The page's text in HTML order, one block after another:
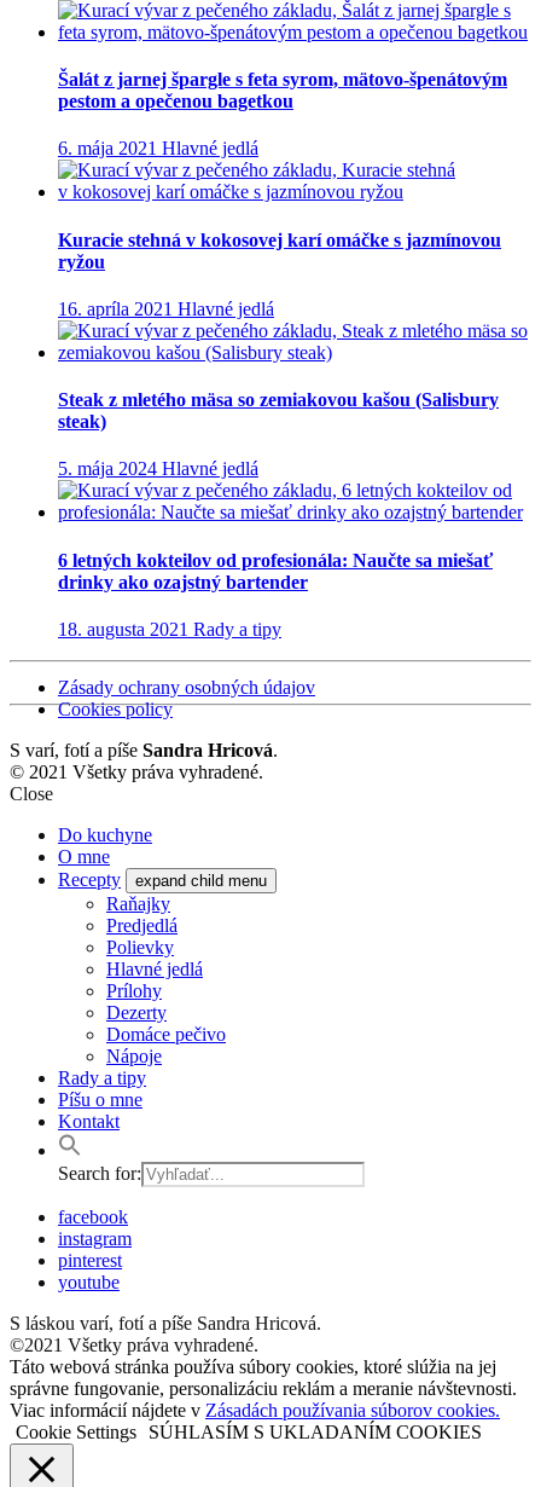
Šalát z jarnej špargle s feta syrom, mätovo-špenátovým
pestom a opečenou bagetkou
6. mája 2021 Hlavné jedlá
Kuracie stehná v kokosovej karí omáčke s jazmínovou
ryžou
16. apríla 2021 Hlavné jedlá
Steak z mletého mäsa so zemiakovou kašou (Salisbury
steak)
5. mája 2024 Hlavné jedlá
6 letných kokteilov od profesionála: Naučte sa miešať
drinky ako ozajstný bartender
18. augusta 2021 Rady a tipy
Zásady ochrany osobných údajov
Cookies policy
S varí, fotí a píše Sandra Hricová.
© 2021 Všetky práva vyhradené.
Close
Do kuchyne
O mne
Recepty
expand child menu
Raňajky
Predjedlá
Polievky
Hlavné jedlá
Prílohy
Dezerty
Domáce pečivo
Nápoje
Rady a tipy
Píšu o mne
Kontakt
Search for:
facebook
instagram
pinterest
youtube
S láskou varí, fotí a píše Sandra Hricová.
©2021 Všetky práva vyhradené.
Táto webová stránka používa súbory cookies, ktoré slúžia na jej
správne fungovanie, personalizáciu reklám a meranie návštevnosti.
Viac informácií nájdete v Zásadách používania súborov cookies.
Cookie Settings
SÚHLASÍM S UKLADANÍM COOKIES